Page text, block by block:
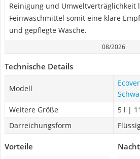
Reinigung und Umweltverträglichkeit
Feinwaschmittel somit eine klare
und gepflegte Wäsche.
08/2026
Technische Details
Modell
Weitere Größe
5 l |
Darreichungsform
Vorteile